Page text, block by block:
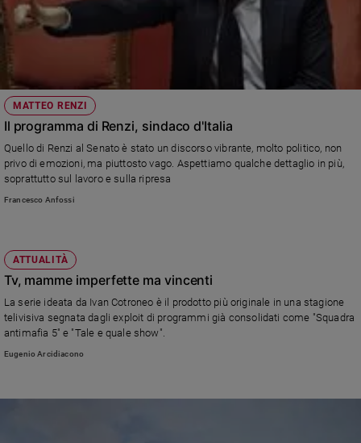
MATTEO RENZI
Il programma di Renzi, sindaco d'Italia
Quello di Renzi al Senato è stato un discorso vibrante, molto politico, non
privo di emozioni, ma piuttosto vago. Aspettiamo qualche dettaglio in più,
soprattutto sul lavoro e sulla ripresa
Francesco Anfossi
ATTUALITÀ
Tv, mamme imperfette ma vincenti
La serie ideata da Ivan Cotroneo è il prodotto più originale in una stagione
telivisiva segnata dagli exploit di programmi già consolidati come "Squadra
antimafia 5" e "Tale e quale show".
Eugenio Arcidiacono